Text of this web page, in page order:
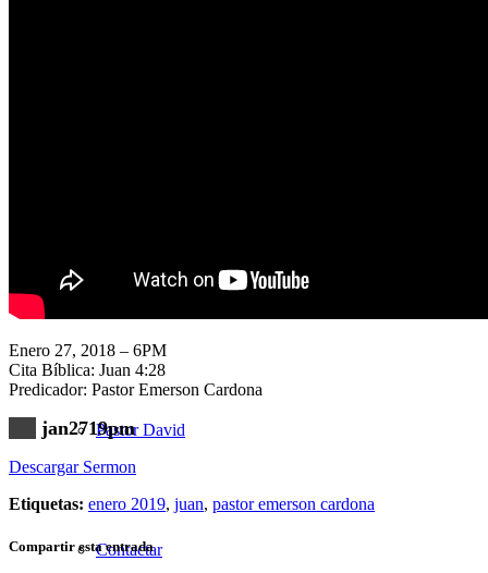
Pastor David
Contactar
Enero 27, 2018 – 6PM
Cita Bíblica: Juan 4:28
Predicador: Pastor Emerson Cardona
jan2719pm
Descargar Sermon
Etiquetas: enero 2019, juan, pastor emerson cardona
Compartir esta entrada